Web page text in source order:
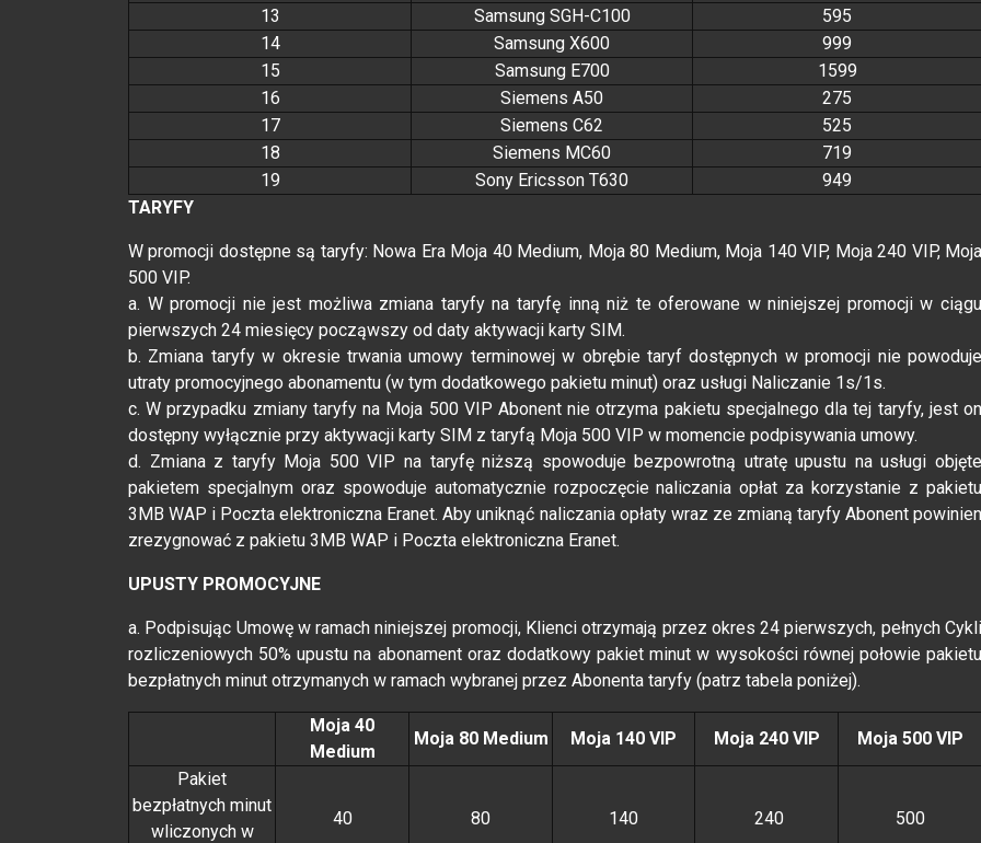
13
Samsung SGH-C100
595
14
Samsung X600
999
15
Samsung E700
1599
16
Siemens A50
275
17
Siemens C62
525
18
Siemens MC60
719
19
Sony Ericsson T630
949
TARYFY
W promocji dostępne są taryfy: Nowa Era Moja 40 Medium, Moja 80 Medium, Moja 140 VIP, Moja 240 VIP, Moja
500 VIP.
a. W promocji nie jest możliwa zmiana taryfy na taryfę inną niż te oferowane w niniejszej promocji w ciągu
pierwszych 24 miesięcy począwszy od daty aktywacji karty SIM.
b. Zmiana taryfy w okresie trwania umowy terminowej w obrębie taryf dostępnych w promocji nie powoduje
utraty promocyjnego abonamentu (w tym dodatkowego pakietu minut) oraz usługi Naliczanie 1s/1s.
c. W przypadku zmiany taryfy na Moja 500 VIP Abonent nie otrzyma pakietu specjalnego dla tej taryfy, jest on
dostępny wyłącznie przy aktywacji karty SIM z taryfą Moja 500 VIP w momencie podpisywania umowy.
d. Zmiana z taryfy Moja 500 VIP na taryfę niższą spowoduje bezpowrotną utratę upustu na usługi objęte
pakietem specjalnym oraz spowoduje automatycznie rozpoczęcie naliczania opłat za korzystanie z pakietu
3MB WAP i Poczta elektroniczna Eranet. Aby uniknąć naliczania opłaty wraz ze zmianą taryfy Abonent powinien
zrezygnować z pakietu 3MB WAP i Poczta elektroniczna Eranet.
UPUSTY PROMOCYJNE
a. Podpisując Umowę w ramach niniejszej promocji, Klienci otrzymają przez okres 24 pierwszych, pełnych Cykli
rozliczeniowych 50% upustu na abonament oraz dodatkowy pakiet minut w wysokości równej połowie pakietu
bezpłatnych minut otrzymanych w ramach wybranej przez Abonenta taryfy (patrz tabela poniżej).
Moja 40
Medium
Moja 80 Medium Moja 140 VIP Moja 240 VIP
Moja 500 VIP
Pakiet
bezpłatnych minut
wliczonych w
40 80 140 240 500